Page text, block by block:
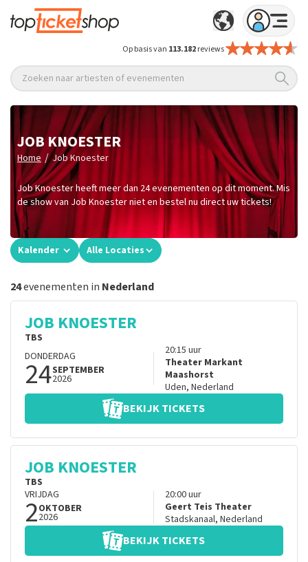
Op basis van 113.182reviews
Zoeken naar artiesten of evenementen
JOB KNOESTER
Home / Job Knoester
Job Knoester heeft meer dan 24 evenementen op dit moment. Mis
de show van Job Knoester niet en bestel nu direct uw tickets!
Kalender Alle Locaties
24evenementen in Nederland
JOB KNOESTER
TBS
DONDERDAG
24SEPTEMBER
2026
20:15 uur
Theater Markant
Maashorst
Uden, Nederland
BEKIJK TICKETS
JOB KNOESTER
TBS
VRIJDAG
2OKTOBER
2026
20:00uur
Geert Teis Theater
Stadskanaal, Nederland
BEKIJK TICKETS